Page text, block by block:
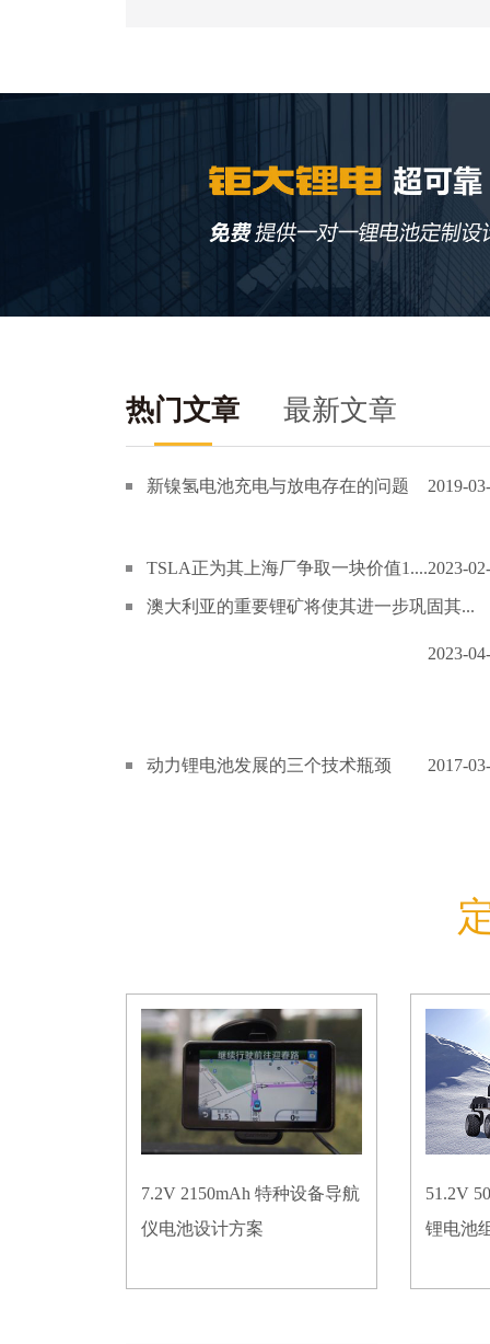
热门文章 最新文章
新镍氢电池充电与放电存在的问题 2019-
TSLA正为其上海厂争取一块价值1....2023-
澳大利亚的重要锂矿将使其进一步巩固其...
2023-
动力锂电池发展的三个技术瓶颈 2017-
7.2V 2150mAh 特种设备导航
仪电池设计方案
51.2V
锂电池